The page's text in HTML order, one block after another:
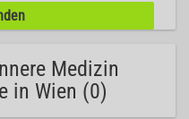
Medizin
in Wien (0)